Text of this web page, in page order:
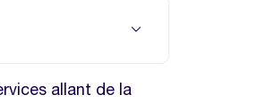
allant de la